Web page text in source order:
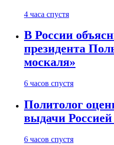
4 часа спустя
В России
президента
москаля»
6 часов спустя
Политолог
выдачи
6 часов спустя